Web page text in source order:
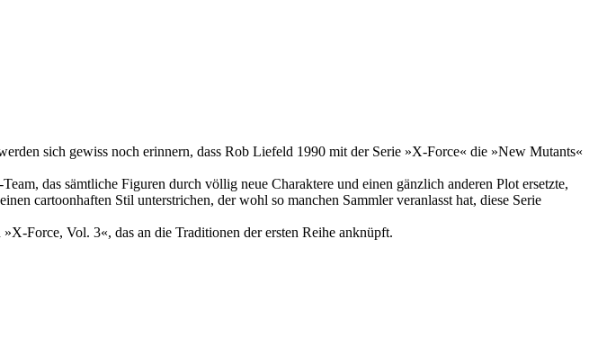
sich gewiss noch erinnern, dass Rob Liefeld 1990 mit der Serie »X-Force« die »New Mutants«
das sämtliche Figuren durch völlig neue Charaktere und einen gänzlich anderen Plot ersetzte,
cartoonhaften Stil unterstrichen, der wohl so manchen Sammler veranlasst hat, diese Serie
Force, Vol. 3«, das an die Traditionen der ersten Reihe anknüpft.